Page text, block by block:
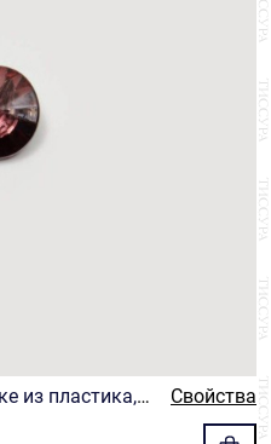
из пластика, и
бордо
Свойства